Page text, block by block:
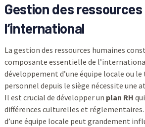
Gestion des
l’international
La gestion des ressources humaines
composante essentielle de
développement d’une équipe locale ou
personnel depuis le siège nécessite une
Il est crucial de développer un plan RH
différences culturelles et
d’une équipe locale peut grandement